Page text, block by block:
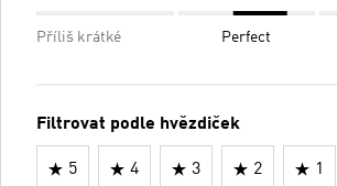
Příliš krátké Perfect
Filtrovat podle hvězdiček
5 4 3 2 1